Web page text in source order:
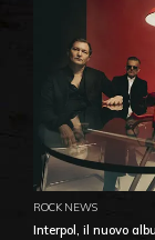
ROCK NEWS
Interpol, il nuovo